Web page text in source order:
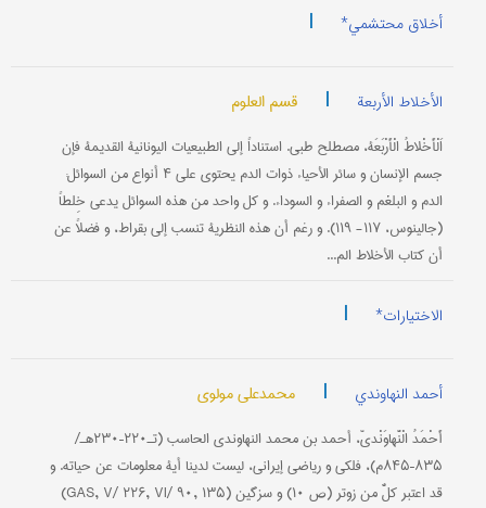
أخلاق محتشمي* |
الأخلاط الأربعة | قسم العلوم
اَلْأَخْلاطُ الْأَرْبَعَة، مصطلح طبي. استناداً إلی الطبیعیات الیونانیة القدیمة فإن
جسم الإنسان و سائر الأحیاء ذوات الدم یحتوي علی ۴ أنواع من السوائل:
الدم و البلغم و الصفراء و السوداء. و کل واحد من هذه السوائل یدعي خِلطاً
(جالینوس، ۱۱۷- ۱۱۹). و رغم أن هذه النظریة تنسب إلی بقراط، و فضلاً عن
أن کتاب الأخلاط الم...
الاختیارات* |
أحمد النهاوندي | محمدعلي مولوي
أَحْمَدُ الْنَّهاوَنْديّ، أحمد بن محمد النهاوندي الحاسب (تـ۲۲۰–۲۳۰هـ/
۸۳۵–۸۴۵م)، فلکي و ریاضي إیراني، لیست لدینا أیة معلومات عن حیاته. و
قد اعتبر کلٌّ من زوتر (ص ۱۰) و سزگین (GAS, V/ ۲۲۶, VI/ ۹۰, ۱۳۵)